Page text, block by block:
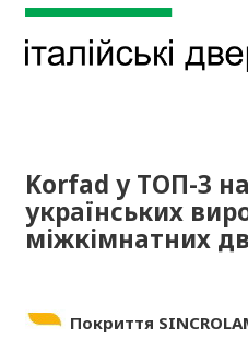
Korfad у ТОП-3
українських
міжкімнатних
Покриття